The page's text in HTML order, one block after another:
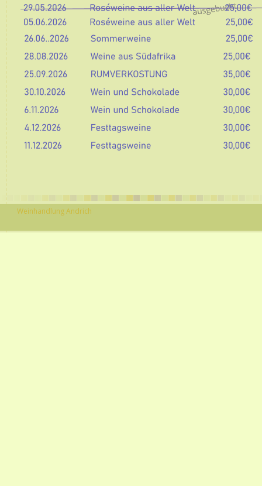
Weinhandlung Andrich